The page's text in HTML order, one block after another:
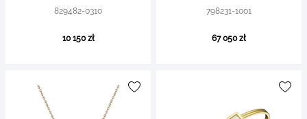
829482-0310
10 150 zł
798231-1001
67 050 zł